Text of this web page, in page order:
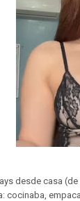
desde casa
cocinaba,